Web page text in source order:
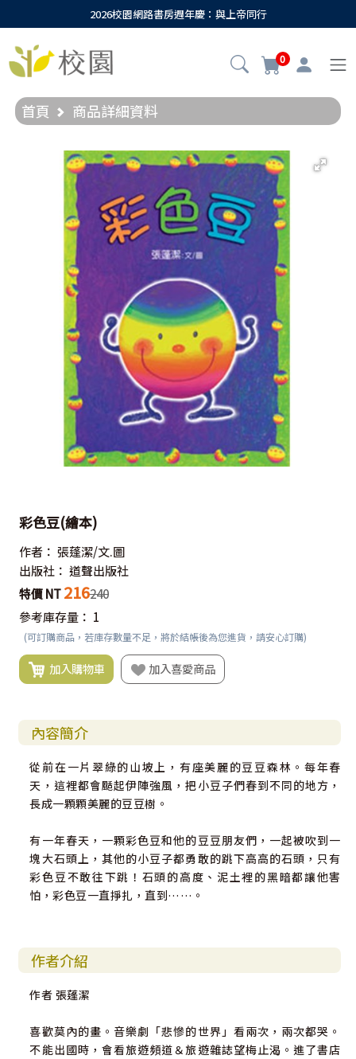
2026校園網路書房週年慶：與上帝同行
0
首頁 商品詳細資料
彩色豆(繪本)
作者： 張蓬潔/文.圖
出版社： 道聲出版社
特價 NT 216240
參考庫存量： 1
(可訂購商品，若庫存數量不足，將於結帳後為您進貨，請安心訂購)
加入購物車 加入喜愛商品
內容簡介
從前在一片翠綠的山坡上，有座美麗的豆豆森林。每年春
天，這裡都會颳起伊陣強風，把小豆子們春到不同的地方，
長成一顆顆美麗的豆豆樹。
有一年春天，一顆彩色豆和他的豆豆朋友們，一起被吹到一
塊大石頭上，其他的小豆子都勇敢的跳下高高的石頭，只有
彩色豆不敢往下跳！石頭的高度、泥土裡的黑暗都讓他害
怕，彩色豆一直掙扎，直到……。
作者介紹
作者 張蓬潔
喜歡莫內的畫。音樂劇「悲慘的世界」看兩次，兩次都哭。
不能出國時，會看旅遊頻道＆旅遊雜誌望梅止渴。進了書店